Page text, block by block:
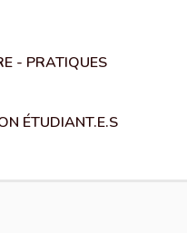
- PRATIQUES
ÉTUDIANT.E.S